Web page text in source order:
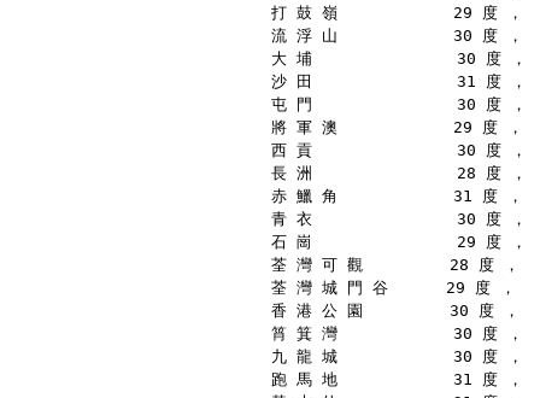
打 鼓 嶺            29 度 ，
流 浮 山            30 度 ，
大 埔               30 度 ，
沙 田               31 度 ，
屯 門               30 度 ，
將 軍 澳            29 度 ，
西 貢               30 度 ，
長 洲               28 度 ，
赤 鱲 角            31 度 ，
青 衣               30 度 ，
石 崗               29 度 ，
荃 灣 可 觀         28 度 ，
荃 灣 城 門 谷      29 度 ，
香 港 公 園         30 度 ，
筲 箕 灣            30 度 ，
九 龍 城            30 度 ，
跑 馬 地            31 度 ，